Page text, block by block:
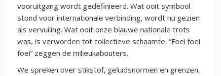
vooruitgang wordt gedefinieerd. Wat ooit symbool
stond voor internationale verbinding, wordt nu gezien
als vervuiling. Wat ooit onze blauwe nationale trots
was, is verworden tot collectieve schaamte. “Foei foei
foei” zeggen de milieukabouters.
We spreken over stikstof, geluidsnormen en grenzen,